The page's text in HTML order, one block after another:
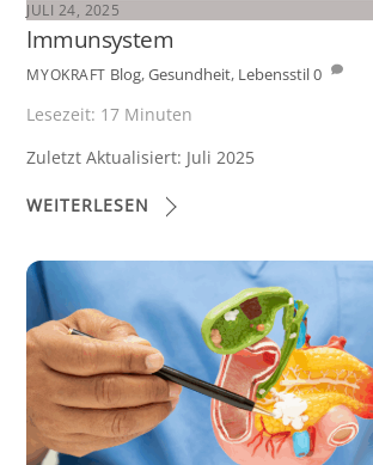
JULI 24, 2025
Immunsystem
MYOKRAFT Blog,Gesundheit, Lebensstil0
Lesezeit: 17 Minuten
Zuletzt Aktualisiert: Juli 2025
WEITERLESEN